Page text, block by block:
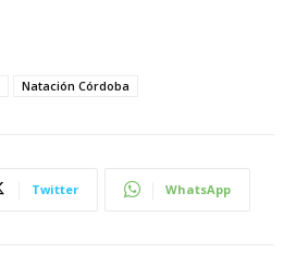
Natación Córdoba
Twitter WhatsApp